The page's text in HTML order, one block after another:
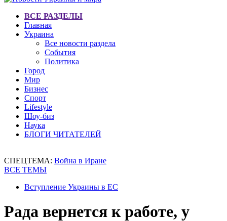
ВСЕ РАЗДЕЛЫ
Главная
Украина
Все новости раздела
События
Политика
Город
Мир
Бизнес
Спорт
Lifestyle
Шоу-биз
Наука
БЛОГИ ЧИТАТЕЛЕЙ
СПЕЦТЕМА: Война в Иране
ВСЕ ТЕМЫ
Вступление Украины в ЕС
Рада вернется к работе, у